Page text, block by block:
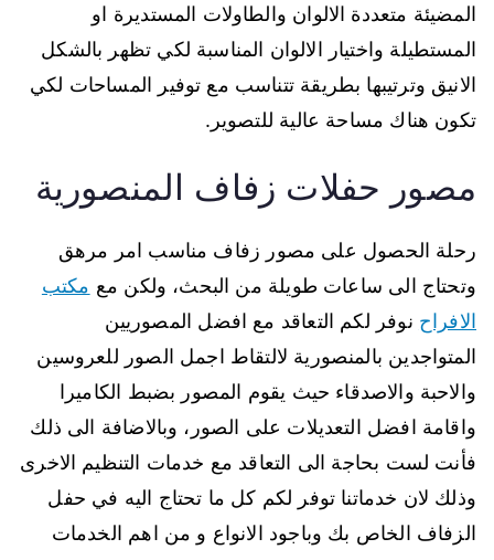
المضيئة متعددة الالوان والطاولات المستديرة او
المستطيلة واختيار الالوان المناسبة لكي تظهر بالشكل
الانيق وترتيبها بطريقة تتناسب مع توفير المساحات لكي
تكون هناك مساحة عالية للتصوير.
مصور حفلات زفاف المنصورية
رحلة الحصول على مصور زفاف مناسب امر مرهق
وتحتاج الى ساعات طويلة من البحث، ولكن مع مكتب
الافراح نوفر لكم التعاقد مع افضل المصوريين
المتواجدين بالمنصورية لالتقاط اجمل الصور للعروسين
والاحبة والاصدقاء حيث يقوم المصور بضبط الكاميرا
واقامة افضل التعديلات على الصور، وبالاضافة الى ذلك
فأنت لست بحاجة الى التعاقد مع خدمات التنظيم الاخرى
وذلك لان خدماتنا توفر لكم كل ما تحتاج اليه في حفل
الزفاف الخاص بك وباجود الانواع و من اهم الخدمات